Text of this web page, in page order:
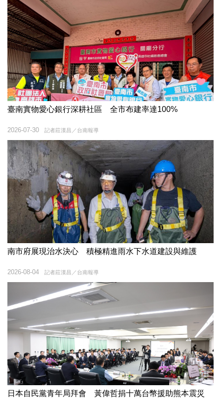
臺南實物愛心銀行深耕社區 全市布建率達100%
記者莊漢昌／台南報導
2026-07-30
南市府展現治水決心 積極精進雨水下水道建設與維護
記者莊漢昌／台南報導
2026-08-04
日本自民黨青年局拜會 黃偉哲捐十萬台幣援助熊本震災